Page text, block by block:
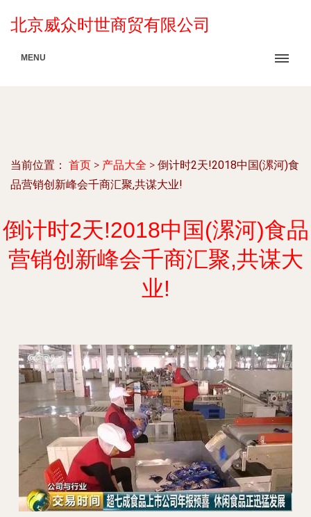
北京威众时世商贸有限公司
MENU
当前位置： 首页 > 产品大全 > 倒计时2天!2018中国(漯河)食
品营销创新峰会千商汇聚,共谋大业!
倒计时2天!2018中国(漯河)食品
营销创新峰会千商汇聚,共谋大
业!